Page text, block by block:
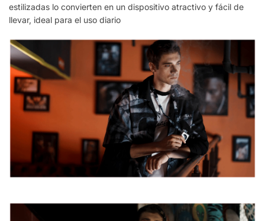
estilizadas lo convierten en un dispositivo atractivo y fácil de
llevar, ideal para el uso diario